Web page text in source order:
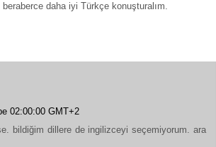
daha iyi Türkçe konuşturalım.
02:00:00 GMT+2
bildiğim dillere de ingilizceyi seçemiyorum. ara